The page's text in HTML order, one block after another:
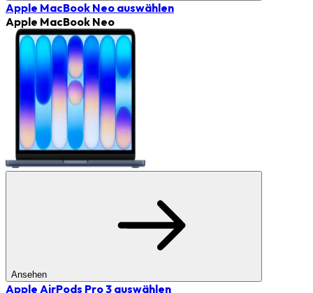
Apple MacBook Neo auswählen
Apple MacBook Neo
Ansehen
Apple AirPods Pro 3 auswählen